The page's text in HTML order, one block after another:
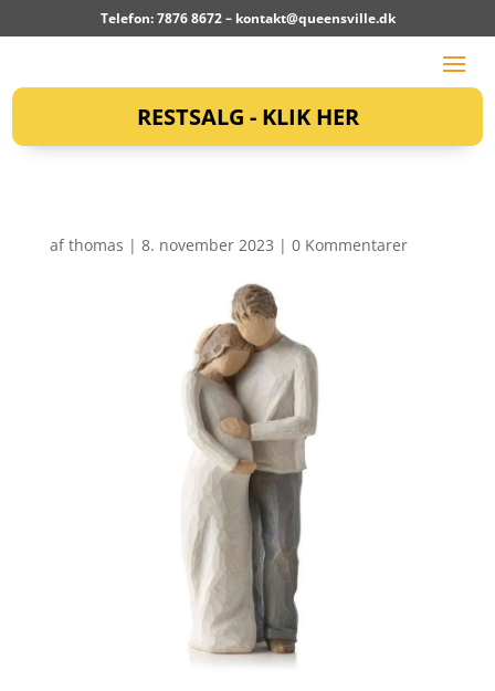
Telefon: 7876 8672 – kontakt@queensville.dk
RESTSALG - KLIK HER
afthomas | 8. november 2023 | 0 Kommentarer